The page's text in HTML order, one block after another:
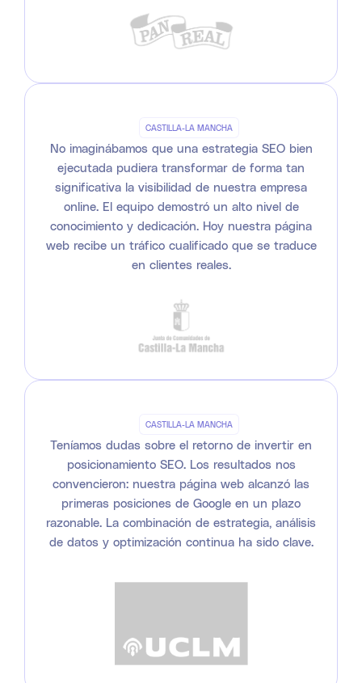
CASTILLA-LA MANCHA
No imaginábamos que una estrategia SEO bien
ejecutada pudiera transformar de forma tan
significativa la visibilidad de nuestra empresa
online. El equipo demostró un alto nivel de
conocimiento y dedicación. Hoy nuestra página
web recibe un tráfico cualificado que se traduce
en clientes reales.
CASTILLA-LA MANCHA
Teníamos dudas sobre el retorno de invertir en
posicionamiento SEO. Los resultados nos
convencieron: nuestra página web alcanzó las
primeras posiciones de Google en un plazo
razonable. La combinación de estrategia, análisis
de datos y optimización continua ha sido clave.